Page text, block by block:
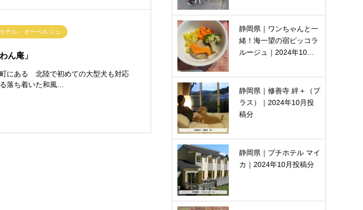
テル・オーベルジュ
ん庵」
にある 北陸で初めての大型犬も対応
落ち着いた和風…
静岡県｜ワンちゃんと一
緒！海一望の宿ピッコラ
ルージュ｜2024年10…
静岡県｜修善寺 絆＋（プ
ラス）｜2024年10月投
稿分
静岡県｜プチホテル マイ
カ｜2024年10月投稿分